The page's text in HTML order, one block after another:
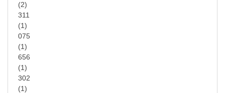
(2)
311
(1)
075
(1)
656
(1)
302
(1)